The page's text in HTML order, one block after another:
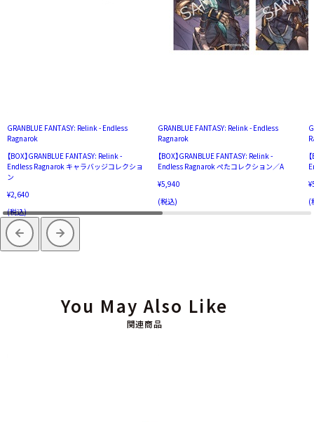
GRANBLUE FANTASY: Relink - Endless
Ragnarok
【BOX】GRANBLUE FANTASY: Relink -
Endless Ragnarok キャラバッジコレクショ
ン
¥2,640
(税込)
GRANBLUE FANTASY: Relink - Endless
Ragnarok
【BOX】GRANBLUE FANTASY: Relink -
Endless Ragnarok ぺたコレクション／A
¥5,940
(税込)
(
関連商品
You May Also Like